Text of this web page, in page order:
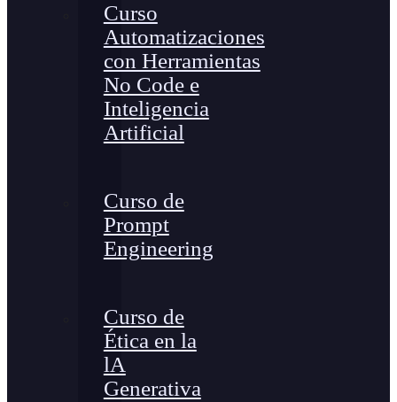
Curso
Automatizaciones
con Herramientas
No Code e
Inteligencia
Artificial
Curso de
Prompt
Engineering
Curso de
Ética en la
lA
Generativa